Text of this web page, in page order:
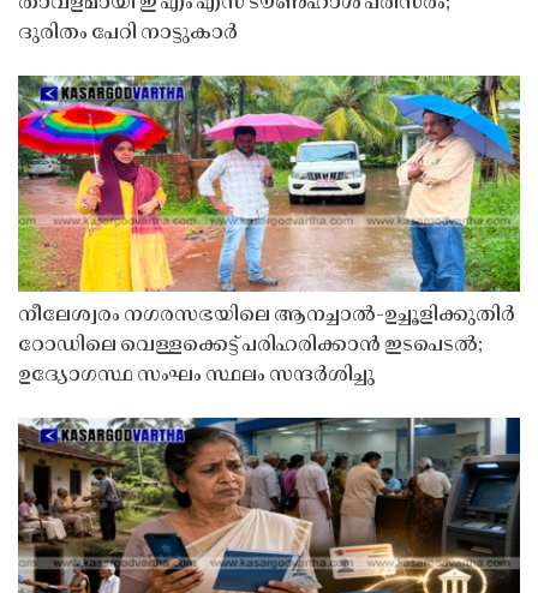
ദുരിതം പേറി നാട്ടുകാർ
നീലേശ്വരം നഗരസഭയിലെ ആനച്ചാൽ-ഉച്ചൂളിക്കുതിർ
റോഡിലെ വെള്ളക്കെട്ട് പരിഹരിക്കാൻ ഇടപെടൽ;
ഉദ്യോഗസ്ഥ സംഘം സ്ഥലം സന്ദർശിച്ചു